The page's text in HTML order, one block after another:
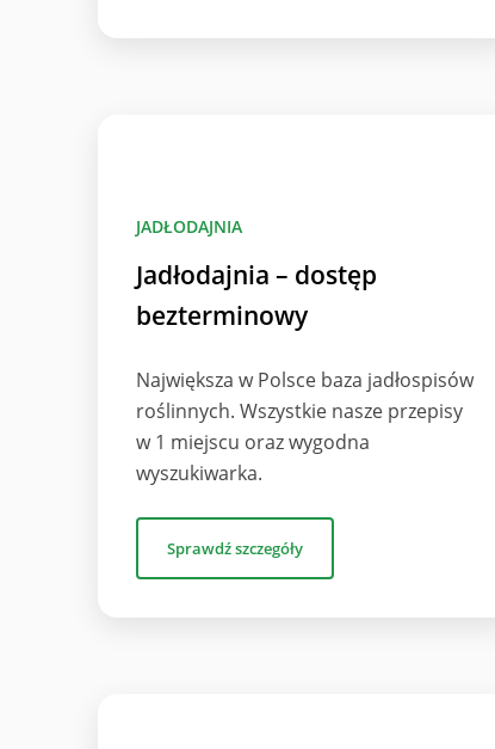
JADŁODAJNIA
Jadłodajnia – dostęp
bezterminowy
Największa w Polsce baza jadłospisów
roślinnych. Wszystkie nasze przepisy
w 1 miejscu oraz wygodna
wyszukiwarka.
Sprawdź szczegóły